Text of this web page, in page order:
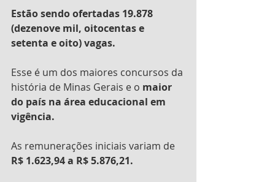
Estão sendo ofertadas 19.878
(dezenove mil, oitocentas e
setenta e oito) vagas.
Esse é um dos maiores concursos da
história de Minas Gerais e o maior
do país na área educacional em
vigência.
As remunerações iniciais variam de
R$ 1.623,94 a R$ 5.876,21.